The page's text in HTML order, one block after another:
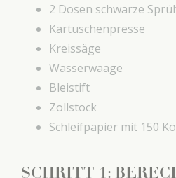
2 Dosen schwarze
Kartuschenpresse
Kreissäge
Wasserwaage
Bleistift
Zollstock
Schleifpapier mit 150
SCHRITT 1: